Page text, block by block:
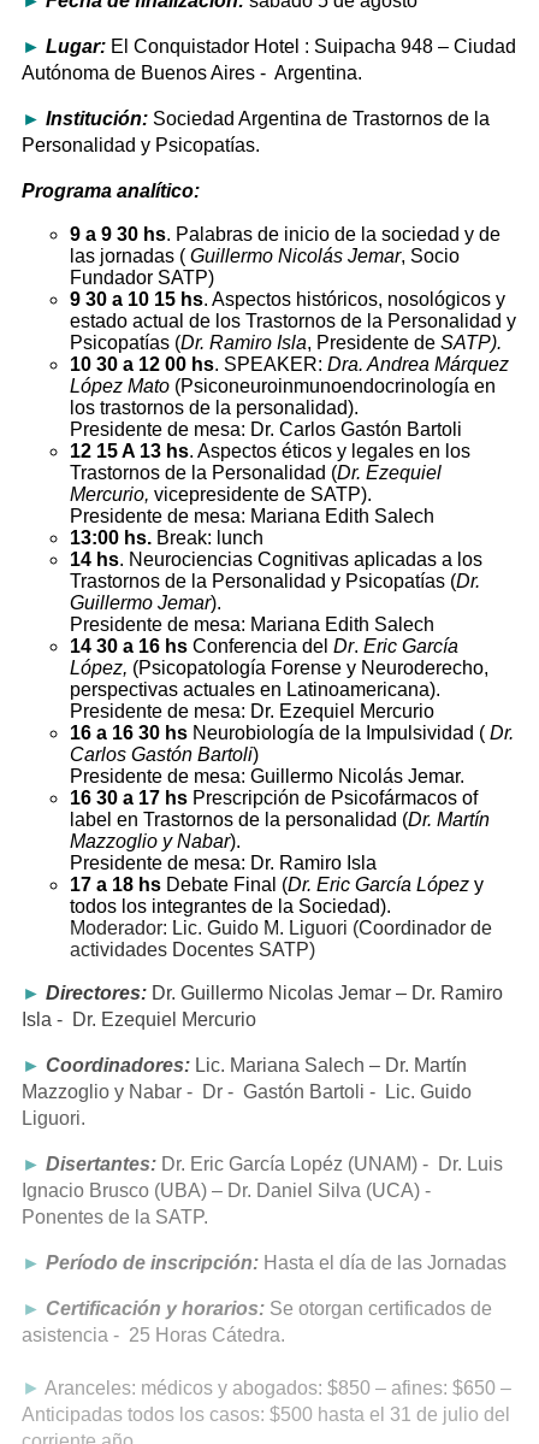
► Lugar: El Conquistador Hotel : Suipacha 948 – Ciudad
Autónoma de Buenos Aires - Argentina.
► Institución: Sociedad Argentina de Trastornos de la
Personalidad y Psicopatías.
Programa analítico:
9 a 9 30 hs. Palabras de inicio de la sociedad y de
las jornadas ( Guillermo Nicolás Jemar, Socio
Fundador SATP)
9 30 a 10 15 hs. Aspectos históricos, nosológicos y
estado actual de los Trastornos de la Personalidad y
Psicopatías (Dr. Ramiro Isla, Presidente de SATP).
10 30 a 12 00 hs. SPEAKER: Dra. Andrea Márquez
López Mato (Psiconeuroinmunoendocrinología en
los trastornos de la personalidad).
Presidente de mesa: Dr. Carlos Gastón Bartoli
12 15 A 13 hs. Aspectos éticos y legales en los
Trastornos de la Personalidad (Dr. Ezequiel
Mercurio, vicepresidente de SATP).
Presidente de mesa: Mariana Edith Salech
13:00 hs. Break: lunch
14 hs. Neurociencias Cognitivas aplicadas a los
Trastornos de la Personalidad y Psicopatías (Dr.
Guillermo Jemar).
Presidente de mesa: Mariana Edith Salech
14 30 a 16 hs Conferencia del Dr. Eric García
López, (Psicopatología Forense y Neuroderecho,
perspectivas actuales en Latinoamericana).
Presidente de mesa: Dr. Ezequiel Mercurio
16 a 16 30 hs Neurobiología de la Impulsividad ( Dr.
Carlos Gastón Bartoli)
Presidente de mesa: Guillermo Nicolás Jemar.
16 30 a 17 hs Prescripción de Psicofármacos of
label en Trastornos de la personalidad (Dr. Martín
Mazzoglio y Nabar).
Presidente de mesa: Dr. Ramiro Isla
17 a 18 hs Debate Final (Dr. Eric García López y
todos los integrantes de la Sociedad).
Moderador: Lic. Guido M. Liguori (Coordinador de
actividades Docentes SATP)
► Directores: Dr. Guillermo Nicolas Jemar – Dr. Ramiro
Isla - Dr. Ezequiel Mercurio
► Coordinadores: Lic. Mariana Salech – Dr. Martín
Mazzoglio y Nabar - Dr - Gastón Bartoli - Lic. Guido
Liguori.
► Disertantes: Dr. Eric García Lopéz (UNAM) - Dr. Luis
Ignacio Brusco (UBA) – Dr. Daniel Silva (UCA) -
Ponentes de la SATP.
► Período de inscripción: Hasta el día de las Jornadas
► Certificación y horarios: Se otorgan certificados de
asistencia - 25 Horas Cátedra.
► Aranceles: médicos y abogados: $850 – afines: $650 –
Anticipadas todos los casos: $500 hasta el 31 de julio del